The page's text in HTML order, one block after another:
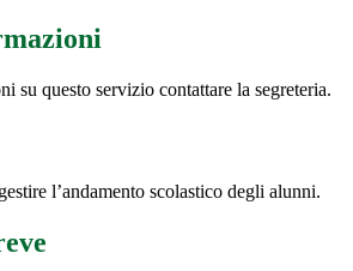
su questo servizio contattare la segreteria.
l’andamento scolastico degli alunni.